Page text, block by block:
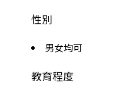
性別
男女均可
教育程度